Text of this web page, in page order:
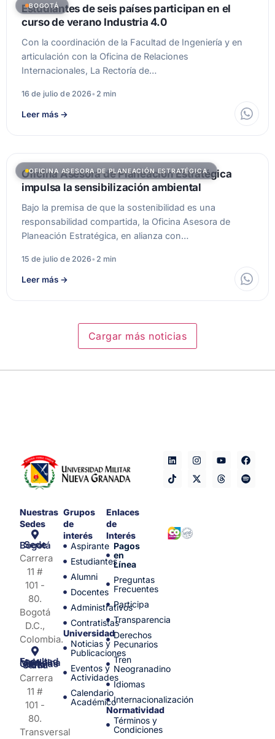
BOGOTÁ
Estudiantes de seis países participan en el
curso de verano Industria 4.0
Con la coordinación de la Facultad de Ingeniería y en
articulación con la Oficina de Relaciones
Internacionales, La Rectoría de…
16 de julio de 2026• 2 min
Leer más →
OFICINA ASESORA DE PLANEACIÓN ESTRATÉGICA
Oficina Asesora de Planeación Estratégica
impulsa la sensibilización ambiental
Bajo la premisa de que la sostenibilidad es una
responsabilidad compartida, la Oficina Asesora de
Planeación Estratégica, en alianza con…
15 de julio de 2026• 2 min
Leer más →
Cargar más noticias
Nuestras
Sedes
Sede Bogotá
Carrera
11 #
101 -
80.
Bogotá
D.C.,
Colombia.
Facultad de Medicina y Ciencias de la Salud
Carrera
11 #
101 -
80.
Transversal
Grupos
de
interés
Aspirante
Estudiantes
Alumni
Docentes
Administrativos
Contratistas
Universidad
Noticias y
Publicaciones
Eventos y
Actividades
Calendario
Académico
Enlaces
de
Interés
Pagos
en
Línea
Preguntas
Frecuentes
Participa
Transparencia
Derechos
Pecunarios
Tren
Neogranadino
Idiomas
Internacionalización
Normatividad
Términos y
Condiciones